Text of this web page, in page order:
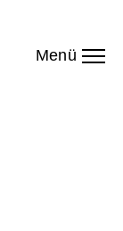
Menü